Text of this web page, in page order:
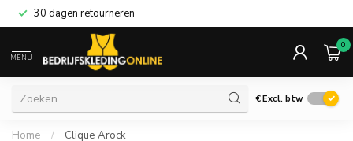
30 dagen retourneren
MENU
0
€Excl. btw
Home / Clique Arock